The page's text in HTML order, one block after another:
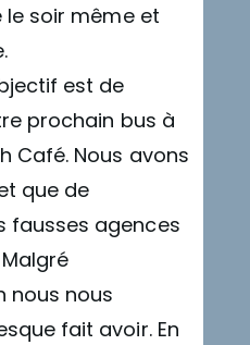
le soir même et
est de
prochain bus à
Café. Nous avons
que de
fausses agences
nous nous
fait avoir. En